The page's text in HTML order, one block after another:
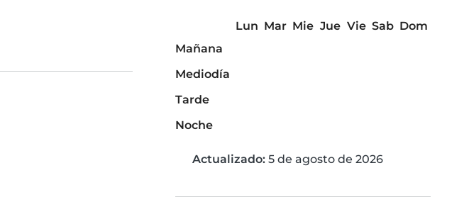
Lun Mar Mie Jue Vie Sab Dom
Mañana
Mediodía
Tarde
Noche
Actualizado: 5 de agosto de 2026